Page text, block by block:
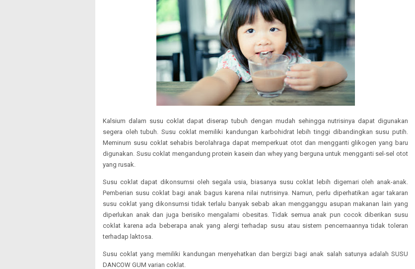
Kalsium dalam susu coklat dapat diserap tubuh dengan mudah sehingga nutrisinya dapat digunakan
segera oleh tubuh. Susu coklat memiliki kandungan karbohidrat lebih tinggi dibandingkan susu putih.
Meminum susu coklat sehabis berolahraga dapat memperkuat otot dan mengganti glikogen yang baru
digunakan. Susu coklat mengandung protein kasein dan whey yang berguna untuk mengganti sel-sel otot
yang rusak.
Susu coklat dapat dikonsumsi oleh segala usia, biasanya susu coklat lebih digemari oleh anak-anak.
Pemberian susu coklat bagi anak bagus karena nilai nutrisinya. Namun, perlu diperhatikan agar takaran
susu coklat yang dikonsumsi tidak terlalu banyak sebab akan mengganggu asupan makanan lain yang
diperlukan anak dan juga berisiko mengalami obesitas. Tidak semua anak pun cocok diberikan susu
coklat karena ada beberapa anak yang alergi terhadap susu atau sistem pencernaannya tidak toleran
terhadap laktosa.
Susu coklat yang memiliki kandungan menyehatkan dan bergizi bagi anak salah satunya adalah SUSU
DANCOW GUM varian coklat.